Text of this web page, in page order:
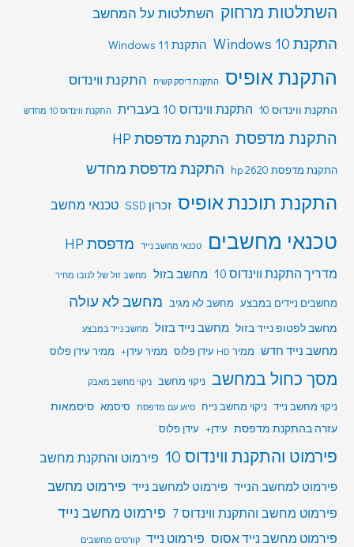
השתלטות מרחוק השתלטות על המחשב
התקנת Windows 10 התקנת Windows 11
התקנת אופיס התקנת דיסק קשיח התקנת ווינדוס
התקנת ווינדוס 10 התקנת ווינדוס 10 בעברית התקנת ווינדוס 10 מחדש
התקנת מדפסת התקנת מדפסת HP
התקנת מדפסת hp 2620 התקנת מדפסת מחדש
התקנת תוכנת אופיס זכרון SSD טכנאי מחשב
טכנאי מחשבים טכנאי מחשב נייד מדפסת HP
מדריך התקנת ווינדוס 10 מחשב בזול מחשב זול של לנובו מחיר
מחשבים ניידים במבצע מחשב לא מגיב מחשב לא עולה
מחשב לפטופ נייד בזול מחשב נייד בזול מחשב נייד במבצע
מחשב נייד חדש ממיר HD עידן פלוס ממיר עידן+ ממיר עידן פלוס
מסך כחול במחשב ניקוי מחשב ניקוי מחשב מאבק
ניקוי מחשב נייד ניקוי מחשב נייח סיוע עם מדפסת סיסמא סיסמאות
עזרה בהתקנת מדפסת עידן+ עידן פלוס
פירמוט והתקנת ווינדוס 10 פירמוט והתקנת מחשב
פירמוט למחשב הנייד פירמוט למחשב נייד פירמוט מחשב
פירמוט מחשב והתקנת ווינדוס 7
פירמוט מחשב נייד
פירמוט מחשב נייד אסוס פירמוט נייד קורסים מחשבים